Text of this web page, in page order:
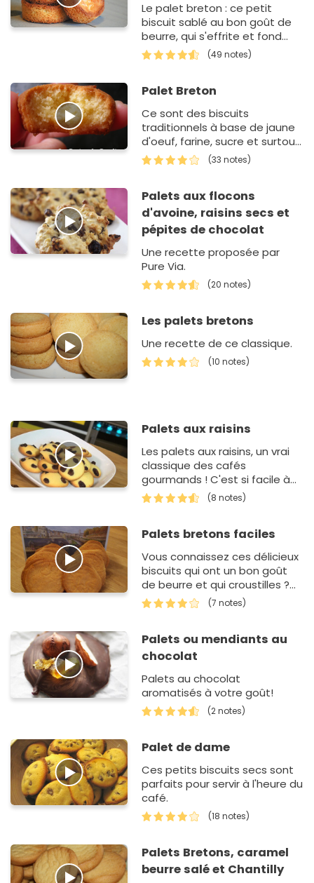
Le palet breton : ce petit
biscuit sablé au bon goût de
beurre, qui s'effrite et fond
dans la bouche... hummmm
(49 notes)
Palet Breton
Ce sont des biscuits
traditionnels à base de jaune
d'oeuf, farine, sucre et surtout
du beurre salé et de la fleur de
sel !
(33 notes)
Palets aux flocons
d'avoine, raisins secs et
pépites de chocolat
Une recette proposée par
Pure Via.
(20 notes)
Les palets bretons
Une recette de ce classique.
(10 notes)
Palets aux raisins
Les palets aux raisins, un vrai
classique des cafés
gourmands ! C'est si facile à
faire...
(8 notes)
Palets bretons faciles
Vous connaissez ces délicieux
biscuits qui ont un bon goût
de beurre et qui croustilles ?
Nous on les adore ! J'avais
cette recette qui traînait
(7 notes)
Palets ou mendiants au
chocolat
Palets au chocolat
aromatisés à votre goût!
(2 notes)
Palet de dame
Ces petits biscuits secs sont
parfaits pour servir à l'heure du
café.
(18 notes)
Palets Bretons, caramel
beurre salé et Chantilly